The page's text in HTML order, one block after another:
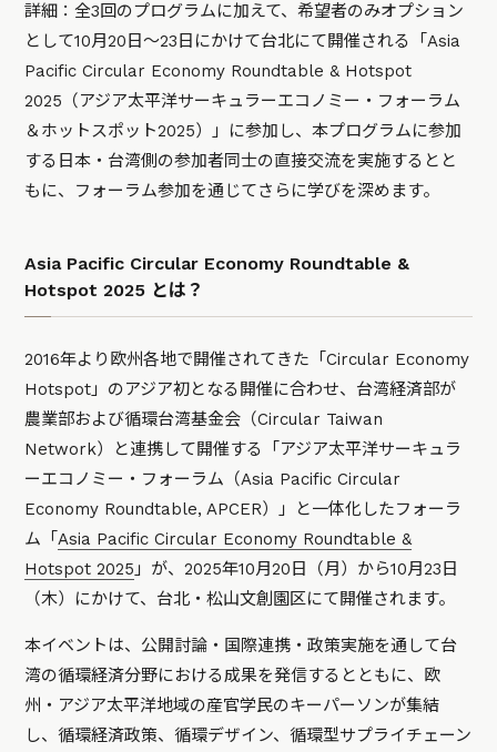
詳細：全3回のプログラムに加えて、希望者のみオプション
として10月20日〜23日にかけて台北にて開催される「Asia
Pacific Circular Economy Roundtable & Hotspot
2025（アジア太平洋サーキュラーエコノミー・フォーラム
＆ホットスポット2025）」に参加し、本プログラムに参加
する日本・台湾側の参加者同士の直接交流を実施するとと
もに、フォーラム参加を通じてさらに学びを深めます。
Asia Pacific Circular Economy Roundtable &
Hotspot 2025 とは？
2016年より欧州各地で開催されてきた「Circular Economy
Hotspot」のアジア初となる開催に合わせ、台湾経済部が
農業部および循環台湾基金会（Circular Taiwan
Network）と連携して開催する「アジア太平洋サーキュラ
ーエコノミー・フォーラム（Asia Pacific Circular
Economy Roundtable, APCER）」と一体化したフォーラ
ム「Asia Pacific Circular Economy Roundtable &
Hotspot 2025 」が、2025年10月20日（月）から10月23日
（木）にかけて、台北・松山文創園区にて開催されます。
本イベントは、公開討論・国際連携・政策実施を通して台
湾の循環経済分野における成果を発信するとともに、欧
州・アジア太平洋地域の産官学民のキーパーソンが集結
し、循環経済政策、循環デザイン、循環型サプライチェーン